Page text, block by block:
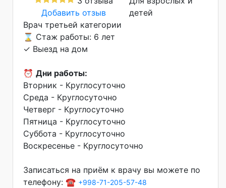
Добавить отзыв
детей
Врач третьей категории
⌛ Стаж работы: 6 лет
✓ Выезд на дом
⏰ Дни работы:
Вторник - Круглосуточно
Среда - Круглосуточно
Четверг - Круглосуточно
Пятница - Круглосуточно
Суббота - Круглосуточно
Воскресенье - Круглосуточно
Записаться на приём к врачу вы можете по
телефону: ☎️ +998-71-205-57-48